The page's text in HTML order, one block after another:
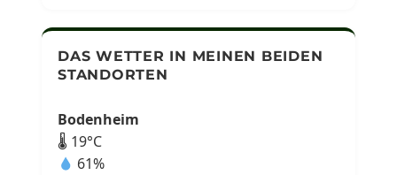
DAS WETTER IN MEINEN BEIDEN
STANDORTEN
Bodenheim
🌡 19°C
61%